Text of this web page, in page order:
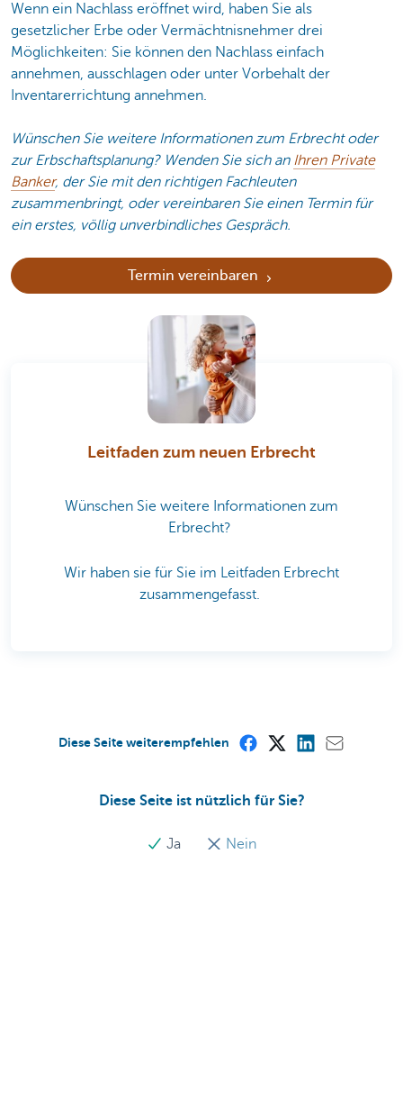
Wenn ein Nachlass eröffnet wird, haben Sie als
gesetzlicher Erbe oder Vermächtnisnehmer drei
Möglichkeiten: Sie können den Nachlass einfach
annehmen, ausschlagen oder unter Vorbehalt der
Inventarerrichtung annehmen.
Wünschen Sie weitere Informationen zum Erbrecht oder
zur Erbschaftsplanung? Wenden Sie sich an Ihren Private
Banker, der Sie mit den richtigen Fachleuten
zusammenbringt, oder vereinbaren Sie einen Termin für
ein erstes, völlig unverbindliches Gespräch.
Termin vereinbaren
Leitfaden zum neuen Erbrecht
Wünschen Sie weitere Informationen zum
Erbrecht?
Wir haben sie für Sie im Leitfaden Erbrecht
zusammengefasst.
Diese Seite ist nützlich für Sie?
Ja Nein
Diese Seite weiterempfehlen